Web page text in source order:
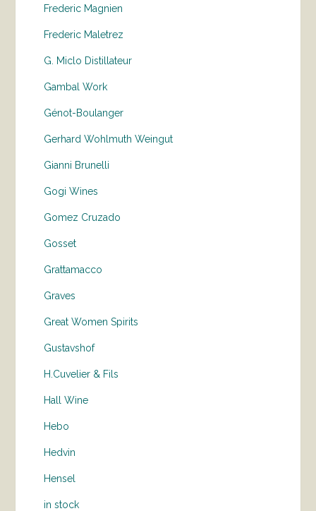
Frederic Magnien
Frederic Maletrez
G. Miclo Distillateur
Gambal Work
Génot-Boulanger
Gerhard Wohlmuth Weingut
Gianni Brunelli
Gogi Wines
Gomez Cruzado
Gosset
Grattamacco
Graves
Great Women Spirits
Gustavshof
H.Cuvelier & Fils
Hall Wine
Hebo
Hedvin
Hensel
in stock